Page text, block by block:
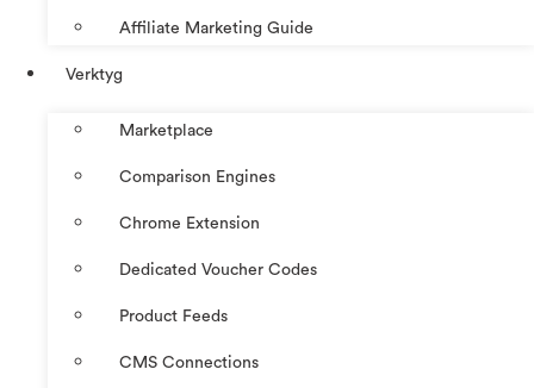
Affiliate Marketing Guide
Verktyg
Marketplace
Comparison Engines
Chrome Extension
Dedicated Voucher Codes
Product Feeds
CMS Connections